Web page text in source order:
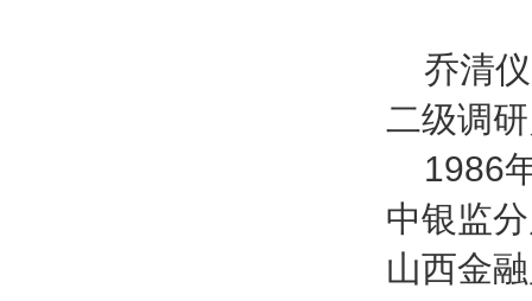
乔清
二级调
1986
中银监
山西金